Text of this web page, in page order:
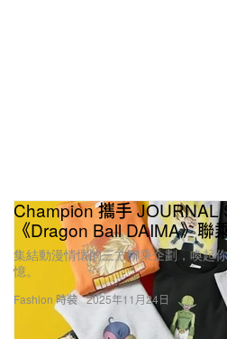
Fashion 時裝
Champion 攜手 JOURNAL
《Dragon Ball DAIMA》聯
集結動漫情懷的三方聯乘企劃，喚起
憶。
2025年11月24日